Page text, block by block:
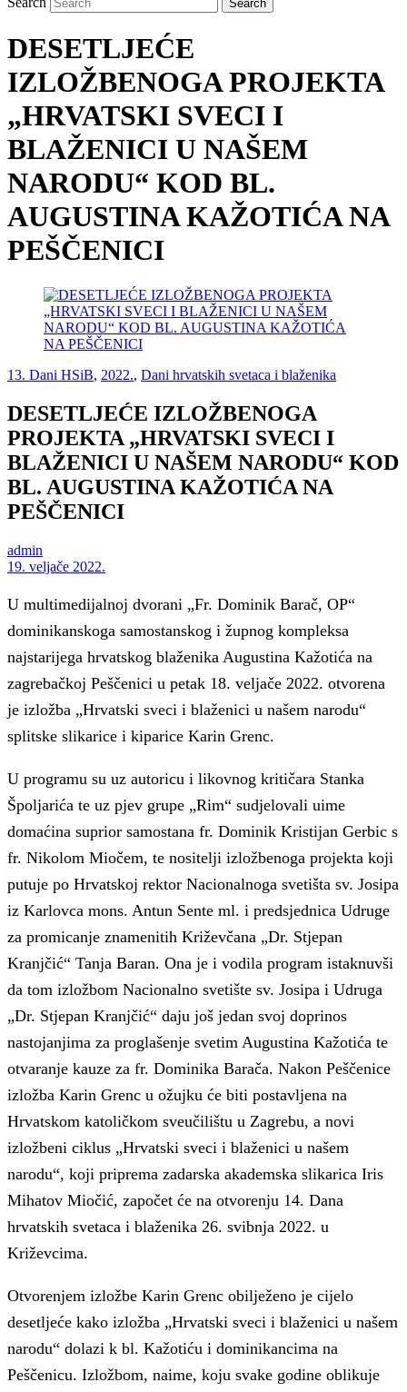
DESETLJEĆE
IZLOŽBENOGA PROJEKTA
„HRVATSKI SVECI I
BLAŽENICI U NAŠEM
NARODU“ KOD BL.
AUGUSTINA KAŽOTIĆA NA
PEŠČENICI
13. Dani HSiB, 2022., Dani hrvatskih svetaca i blaženika
DESETLJEĆE IZLOŽBENOGA
PROJEKTA „HRVATSKI SVECI I
BLAŽENICI U NAŠEM NARODU“ KOD
BL. AUGUSTINA KAŽOTIĆA NA
PEŠČENICI
admin
19. veljače 2022.
U multimedijalnoj dvorani „Fr. Dominik Barač, OP“
dominikanskoga samostanskog i župnog kompleksa
najstarijega hrvatskog blaženika Augustina Kažotića na
zagrebačkoj Peščenici u petak 18. veljače 2022. otvorena
je izložba „Hrvatski sveci i blaženici u našem narodu“
splitske slikarice i kiparice Karin Grenc.
U programu su uz autoricu i likovnog kritičara Stanka
Špoljarića te uz pjev grupe „Rim“ sudjelovali uime
domaćina suprior samostana fr. Dominik Kristijan Gerbic s
fr. Nikolom Miočem, te nositelji izložbenoga projekta koji
putuje po Hrvatskoj rektor Nacionalnoga svetišta sv. Josipa
iz Karlovca mons. Antun Sente ml. i predsjednica Udruge
za promicanje znamenitih Križevčana „Dr. Stjepan
Kranjčić“ Tanja Baran. Ona je i vodila program istaknuvši
da tom izložbom Nacionalno svetište sv. Josipa i Udruga
„Dr. Stjepan Kranjčić“ daju još jedan svoj doprinos
nastojanjima za proglašenje svetim Augustina Kažotića te
otvaranje kauze za fr. Dominika Barača. Nakon Peščenice
izložba Karin Grenc u ožujku će biti postavljena na
Hrvatskom katoličkom sveučilištu u Zagrebu, a novi
izložbeni ciklus „Hrvatski sveci i blaženici u našem
narodu“, koji priprema zadarska akademska slikarica Iris
Mihatov Miočić, započet će na otvorenju 14. Dana
hrvatskih svetaca i blaženika 26. svibnja 2022. u
Križevcima.
Otvorenjem izložbe Karin Grenc obilježeno je cijelo
desetljeće kako izložba „Hrvatski sveci i blaženici u našem
narodu“ dolazi k bl. Kažotiću i dominikancima na
Peščenicu. Izložbom, naime, koju svake godine oblikuje